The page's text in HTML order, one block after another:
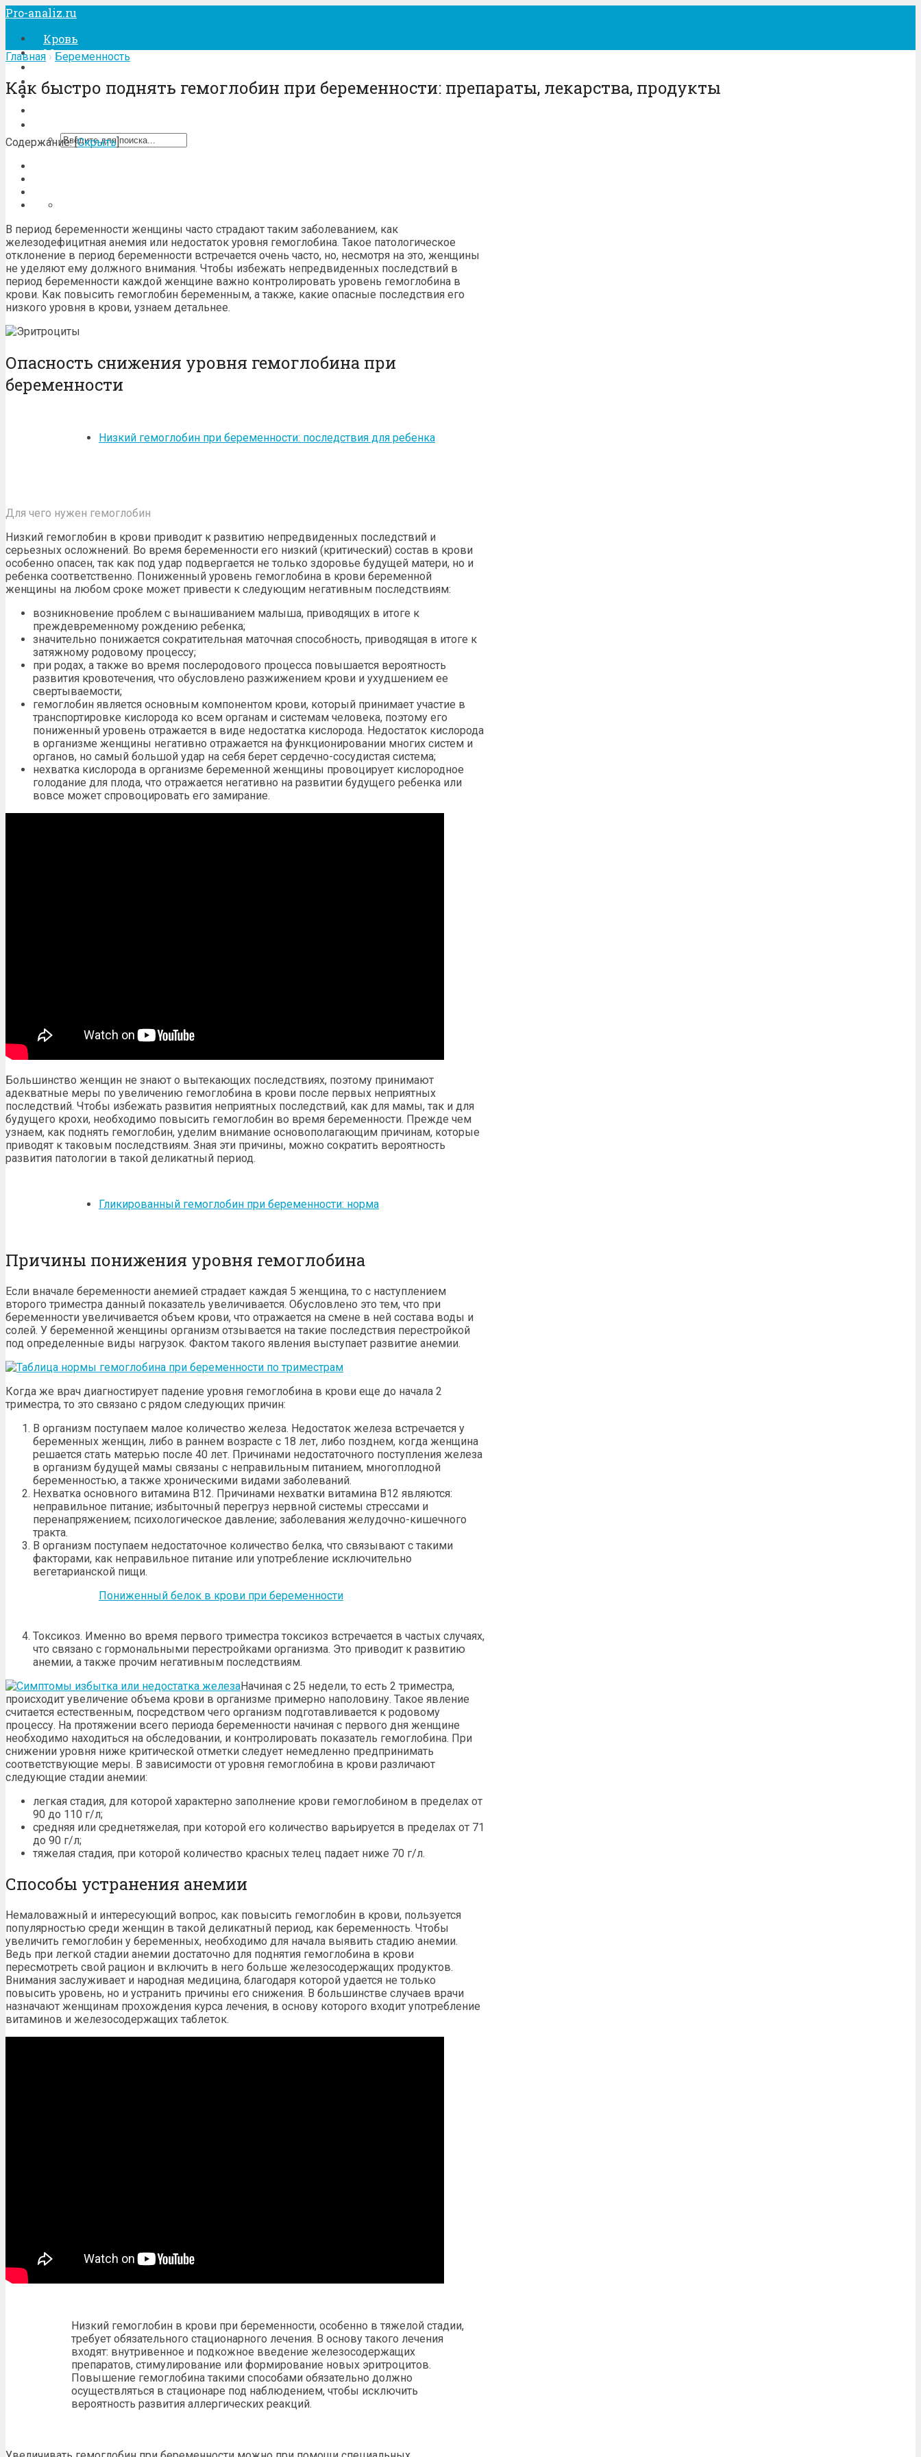
Pro-analiz.ru
Кровь
Моча
Беременность
Лечение
Главная › Беременность
Как быстро поднять гемоглобин при беременности: препараты, лекарства, продукты
Содержание: [Скрыть]
В период беременности женщины часто страдают таким заболеванием, как
железодефицитная анемия или недостаток уровня гемоглобина. Такое патологическое
отклонение в период беременности встречается очень часто, но, несмотря на это, женщины
не уделяют ему должного внимания. Чтобы избежать непредвиденных последствий в
период беременности каждой женщине важно контролировать уровень гемоглобина в
крови. Как повысить гемоглобин беременным, а также, какие опасные последствия его
низкого уровня в крови, узнаем детальнее.
Опасность снижения уровня гемоглобина при
беременности
Низкий гемоглобин при беременности: последствия для ребенка
Для чего нужен гемоглобин
Низкий гемоглобин в крови приводит к развитию непредвиденных последствий и
серьезных осложнений. Во время беременности его низкий (критический) состав в крови
особенно опасен, так как под удар подвергается не только здоровье будущей матери, но и
ребенка соответственно. Пониженный уровень гемоглобина в крови беременной
женщины на любом сроке может привести к следующим негативным последствиям:
возникновение проблем с вынашиванием малыша, приводящих в итоге к
преждевременному рождению ребенка;
значительно понижается сократительная маточная способность, приводящая в итоге к
затяжному родовому процессу;
при родах, а также во время послеродового процесса повышается вероятность
развития кровотечения, что обусловлено разжижением крови и ухудшением ее
свертываемости;
гемоглобин является основным компонентом крови, который принимает участие в
транспортировке кислорода ко всем органам и системам человека, поэтому его
пониженный уровень отражается в виде недостатка кислорода. Недостаток кислорода
в организме женщины негативно отражается на функционировании многих систем и
органов, но самый большой удар на себя берет сердечно-сосудистая система;
нехватка кислорода в организме беременной женщины провоцирует кислородное
голодание для плода, что отражается негативно на развитии будущего ребенка или
вовсе может спровоцировать его замирание.
Большинство женщин не знают о вытекающих последствиях, поэтому принимают
адекватные меры по увеличению гемоглобина в крови после первых неприятных
последствий. Чтобы избежать развития неприятных последствий, как для мамы, так и для
будущего крохи, необходимо повысить гемоглобин во время беременности. Прежде чем
узнаем, как поднять гемоглобин, уделим внимание основополагающим причинам, которые
приводят к таковым последствиям. Зная эти причины, можно сократить вероятность
развития патологии в такой деликатный период.
Гликированный гемоглобин при беременности: норма
Причины понижения уровня гемоглобина
Если вначале беременности анемией страдает каждая 5 женщина, то с наступлением
второго триместра данный показатель увеличивается. Обусловлено это тем, что при
беременности увеличивается объем крови, что отражается на смене в ней состава воды и
солей. У беременной женщины организм отзывается на такие последствия перестройкой
под определенные виды нагрузок. Фактом такого явления выступает развитие анемии.
Когда же врач диагностирует падение уровня гемоглобина в крови еще до начала 2
триместра, то это связано с рядом следующих причин:
В организм поступаем малое количество железа. Недостаток железа встречается у
беременных женщин, либо в раннем возрасте с 18 лет, либо позднем, когда женщина
решается стать матерью после 40 лет. Причинами недостаточного поступления железа
в организм будущей мамы связаны с неправильным питанием, многоплодной
беременностью, а также хроническими видами заболеваний.
Нехватка основного витамина В12. Причинами нехватки витамина В12 являются:
неправильное питание; избыточный перегруз нервной системы стрессами и
перенапряжением; психологическое давление; заболевания желудочно-кишечного
тракта.
В организм поступаем недостаточное количество белка, что связывают с такими
факторами, как неправильное питание или употребление исключительно
вегетарианской пищи.
Пониженный белок в крови при беременности
Токсикоз. Именно во время первого триместра токсикоз встречается в частых случаях,
что связано с гормональными перестройками организма. Это приводит к развитию
анемии, а также прочим негативным последствиям.
Начиная с 25 недели, то есть 2 триместра,
происходит увеличение объема крови в организме примерно наполовину. Такое явление
считается естественным, посредством чего организм подготавливается к родовому
процессу. На протяжении всего периода беременности начиная с первого дня женщине
необходимо находиться на обследовании, и контролировать показатель гемоглобина. При
снижении уровня ниже критической отметки следует немедленно предпринимать
соответствующие меры. В зависимости от уровня гемоглобина в крови различают
следующие стадии анемии:
легкая стадия, для которой характерно заполнение крови гемоглобином в пределах от
90 до 110 г/л;
средняя или среднетяжелая, при которой его количество варьируется в пределах от 71
до 90 г/л;
тяжелая стадия, при которой количество красных телец падает ниже 70 г/л.
Способы устранения анемии
Немаловажный и интересующий вопрос, как повысить гемоглобин в крови, пользуется
популярностью среди женщин в такой деликатный период, как беременность. Чтобы
увеличить гемоглобин у беременных, необходимо для начала выявить стадию анемии.
Ведь при легкой стадии анемии достаточно для поднятия гемоглобина в крови
пересмотреть свой рацион и включить в него больше железосодержащих продуктов.
Внимания заслуживает и народная медицина, благодаря которой удается не только
повысить уровень, но и устранить причины его снижения. В большинстве случаев врачи
назначают женщинам прохождения курса лечения, в основу которого входит употребление
витаминов и железосодержащих таблеток.
Низкий гемоглобин в крови при беременности, особенно в тяжелой стадии,
требует обязательного стационарного лечения. В основу такого лечения
входят: внутривенное и подкожное введение железосодержащих
препаратов, стимулирование или формирование новых эритроцитов.
Повышение гемоглобина такими способами обязательно должно
осуществляться в стационаре под наблюдением, чтобы исключить
вероятность развития аллергических реакций.